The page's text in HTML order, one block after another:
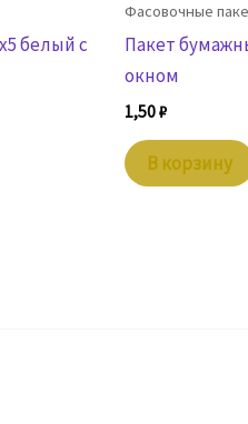
белый с
Фасовочные
Пакет
окном
1,50₽
В корзину